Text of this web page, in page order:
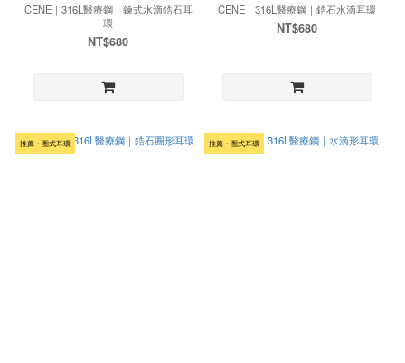
CENE｜316L醫療鋼｜鍊式水滴鋯石耳
環
NT$680
CENE｜316L醫療鋼｜鋯石水滴耳環
NT$680
推薦・圈式耳環 推薦・圈式耳環